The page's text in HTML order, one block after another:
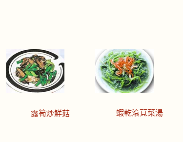
露筍炒鮮菇 蝦乾滾莧菜湯